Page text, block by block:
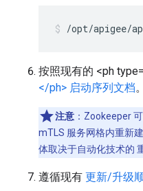
/opt/apigee/
按照现有的 <ph
</ph> 启动序列文档。
注意 ：Zookeeper
mTLS 服务网格内重新
体取决于自动化技术的
遵循现有 更新/升级